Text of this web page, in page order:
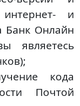
и
Банк Онлайн
являетесь
кода
Почтой